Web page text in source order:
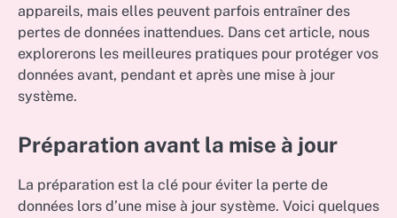
appareils, mais elles peuvent parfois entraîner des
pertes de données inattendues. Dans cet article, nous
explorerons les meilleures pratiques pour protéger vos
données avant, pendant et après une mise à jour
système.
Préparation avant la mise à jour
La préparation est la clé pour éviter la perte de
données lors d’une mise à jour système. Voici quelques